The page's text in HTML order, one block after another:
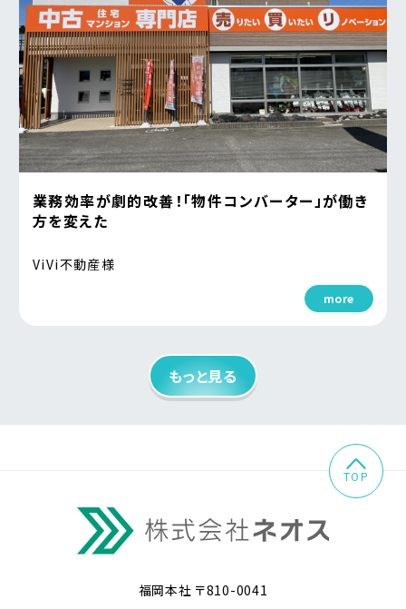
業務効率が劇的改善！「物件コンバーター」が働き
方を変えた
ViVi不動産様
more
もっと見る
福岡本社 〒810-0041
TOP